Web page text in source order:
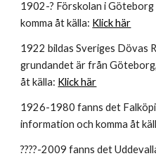
1902-? Förskolan i
komma åt källa: Klick här
1922 bildas Sveriges Dövas
grundandet är från
åt källa: Klick här
1926-1980 fanns det
information och komma åt
????-2009 fanns det